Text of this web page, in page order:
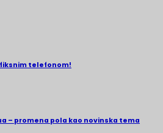
telefonom!
– promena pola kao novinska tema